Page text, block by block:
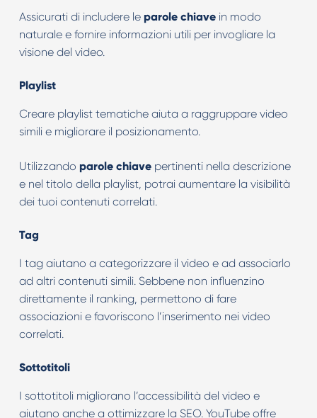
Assicurati di includere le parole chiavein modo
naturale e fornire informazioni utili per invogliare la
visione del video.
Playlist
Creare playlist tematiche aiuta a raggruppare video
simili e migliorare il posizionamento.
Utilizzando parole chiavepertinenti nella descrizione
e nel titolo della playlist, potrai aumentare la visibilità
dei tuoi contenuti correlati.
Tag
I tag aiutano a categorizzare il video e ad associarlo
ad altri contenuti simili. Sebbene non influenzino
direttamente il ranking, permettono di fare
associazioni e favoriscono l’inserimento nei video
correlati.
Sottotitoli
I sottotitoli migliorano l’accessibilità del video e
aiutano anche a ottimizzare la SEO. YouTube offre